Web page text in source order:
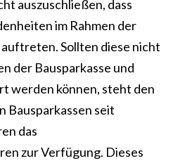
auszuschließen, dass
im Rahmen der
Sollten diese nicht
der Bausparkasse und
werden können, steht den
Bausparkassen seit
das
zur Verfügung. Dieses